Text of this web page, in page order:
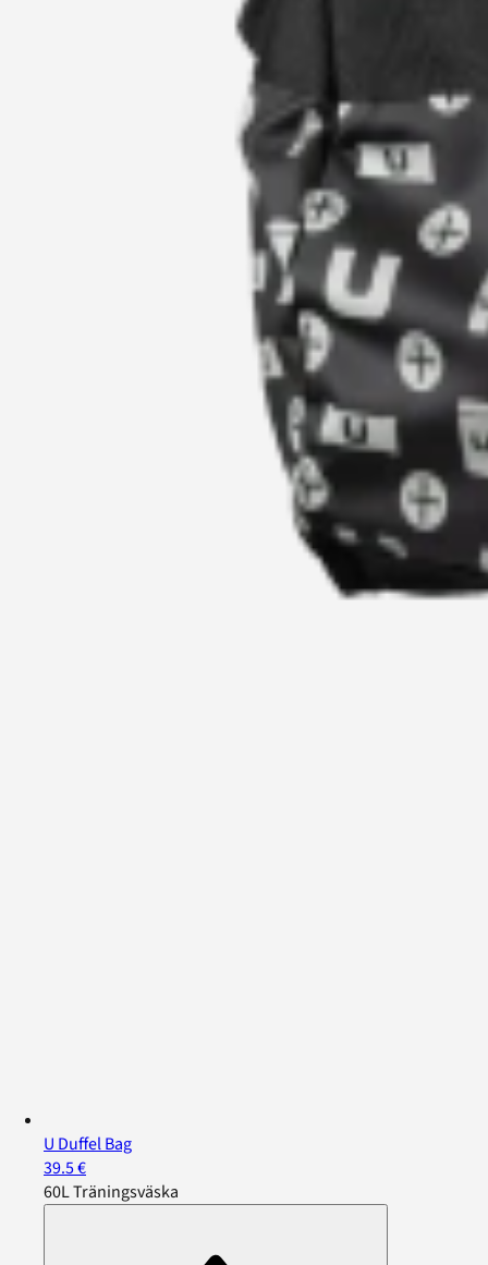
U Duffel Bag
39.5 €
60L Träningsväska